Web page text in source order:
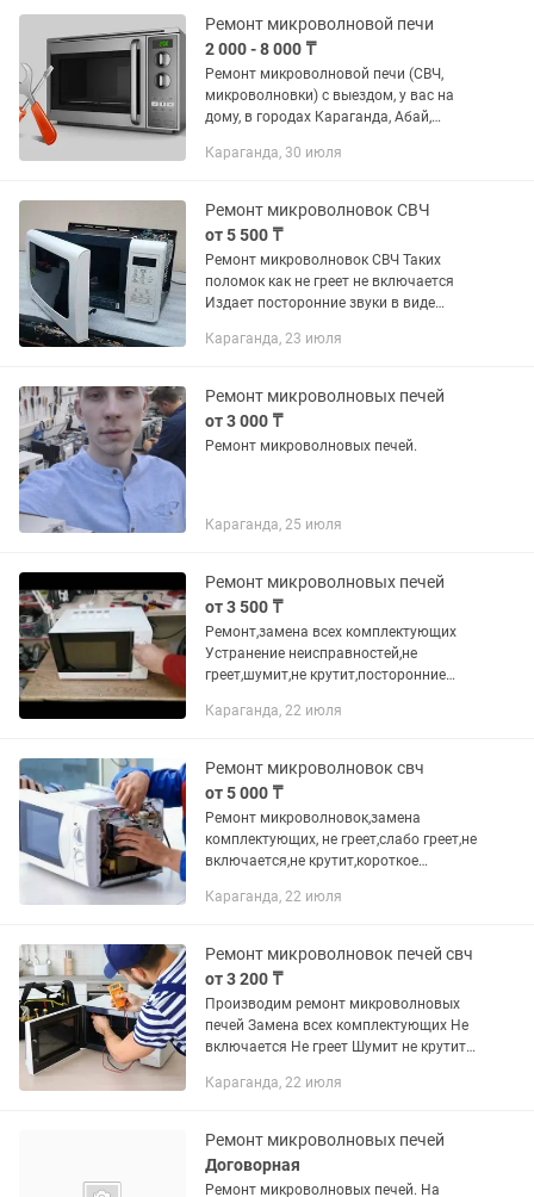
Ремонт микроволновой печи
2 000 - 8 000 ₸
Ремонт микроволновой печи (СВЧ,
микроволновки) с выездом, у вас на
дому, в городах Караганда, Абай,
день: -Не включается -Не греет
Караганда, 30 июля
Ремонт микроволновок СВЧ
от 5 500 ₸
Ремонт микроволновок СВЧ Таких
поломок как не греет не включается
Издает посторонние звуки в виде
Караганда, 23 июля
Ремонт микроволновых печей
от 3 000 ₸
Ремонт микроволновых печей.
Караганда, 25 июля
Ремонт микроволновых печей
от 3 500 ₸
Ремонт,замена всех комплектующих
Устранение неисправностей,не
греет,шумит,не крутит,посторонние
Караганда, 22 июля
Ремонт микроволновок свч
от 5 000 ₸
Ремонт микроволновок,замена
комплектующих, не греет,слабо греет,не
включается,не крутит,короткое
Караганда, 22 июля
Ремонт микроволновок печей свч
от 3 200 ₸
Производим ремонт микроволновых
печей Замена всех комплектующих Не
включается Не греет Шумит не крутит
выезд
Караганда, 22 июля
Ремонт микроволновых печей
Договорная
Ремонт микроволновых печей. На